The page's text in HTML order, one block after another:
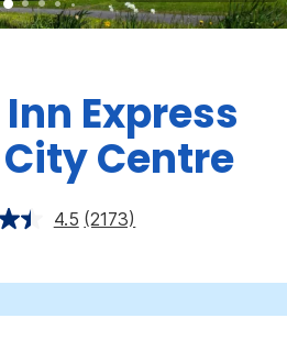
Express
Centre
4.5 (2173)